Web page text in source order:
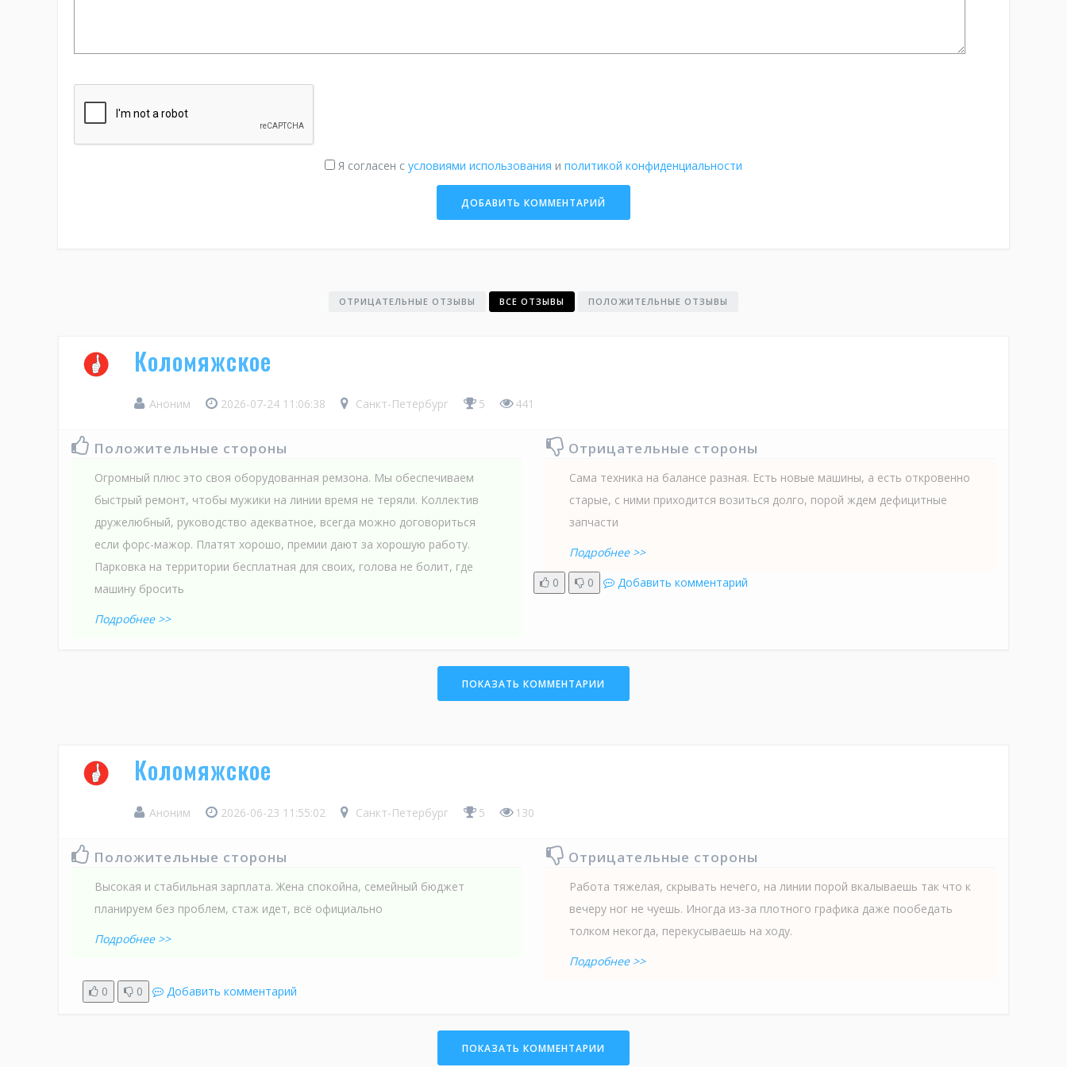
Я согласен с условиями использования и политикой конфиденциальности
ОТРИЦАТЕЛЬНЫЕ ОТЗЫВЫ ВСЕ ОТЗЫВЫ ПОЛОЖИТЕЛЬНЫЕ ОТЗЫВЫ
Коломяжское
Аноним 2026-07-24 11:06:38 Санкт-Петербург 5 441
Положительные стороны
Огромный плюс это своя оборудованная ремзона. Мы обеспечиваем
быстрый ремонт, чтобы мужики на линии время не теряли. Коллектив
дружелюбный, руководство адекватное, всегда можно договориться
если форс-мажор. Платят хорошо, премии дают за хорошую работу.
Парковка на территории бесплатная для своих, голова не болит, где
машину бросить
Подробнее >>
Отрицательные стороны
Сама техника на балансе разная. Есть новые машины, а есть откровенно
старые, с ними приходится возиться долго, порой ждем дефицитные
запчасти
Подробнее >>
0
0 Добавить комментарий
ПОКАЗАТЬ КОММЕНТАРИИ
Коломяжское
Аноним 2026-06-23 11:55:02 Санкт-Петербург 5 130
Положительные стороны
Высокая и стабильная зарплата. Жена спокойна, семейный бюджет
планируем без проблем, стаж идет, всё официально
Подробнее >>
Отрицательные стороны
Работа тяжелая, скрывать нечего, на линии порой вкалываешь так что к
вечеру ног не чуешь. Иногда из-за плотного графика даже пообедать
толком некогда, перекусываешь на ходу.
Подробнее >>
0
0 Добавить комментарий
ПОКАЗАТЬ КОММЕНТАРИИ